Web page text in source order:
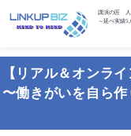
講演の匠 人
～延べ実績
【リアル＆オンラ
〜働きがいを自ら